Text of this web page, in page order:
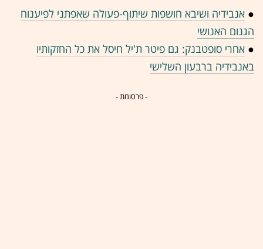
● אנבידיה ושיבא חושפות שיתוף-פעולה שאפתני לפיענוח
הגנום האנושי
● אחרי סופטבנק: גם פיטר ת'יל חיסל את כל החזקותיו
באנבידיה ברבעון השלישי
- פרסומת -